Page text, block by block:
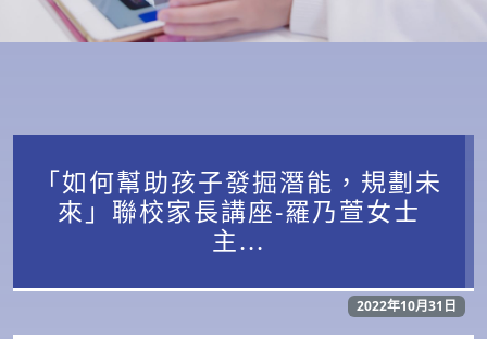
「如何幫助孩子發掘潛能，規劃未
來」聯校家長講座-羅乃萱女士
主...
2022年10月31日